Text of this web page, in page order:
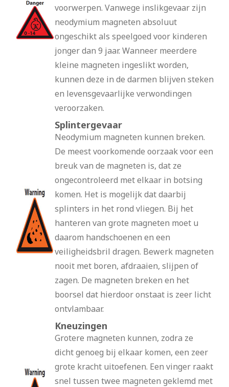
voorwerpen. Vanwege inslikgevaar zijn
neodymium magneten absoluut
ongeschikt als speelgoed voor kinderen
jonger dan 9 jaar. Wanneer meerdere
kleine magneten ingeslikt worden,
kunnen deze in de darmen blijven steken
en levensgevaarlijke verwondingen
veroorzaken.
Splintergevaar
Neodymium magneten kunnen breken.
De meest voorkomende oorzaak voor een
breuk van de magneten is, dat ze
ongecontroleerd met elkaar in botsing
komen. Het is mogelijk dat daarbij
splinters in het rond vliegen. Bij het
hanteren van grote magneten moet u
daarom handschoenen en een
veiligheidsbril dragen. Bewerk magneten
nooit met boren, afdraaien, slijpen of
zagen. De magneten breken en het
boorsel dat hierdoor onstaat is zeer licht
ontvlambaar.
Kneuzingen
Grotere magneten kunnen, zodra ze
dicht genoeg bij elkaar komen, een zeer
grote kracht uitoefenen. Een vinger raakt
snel tussen twee magneten geklemd met